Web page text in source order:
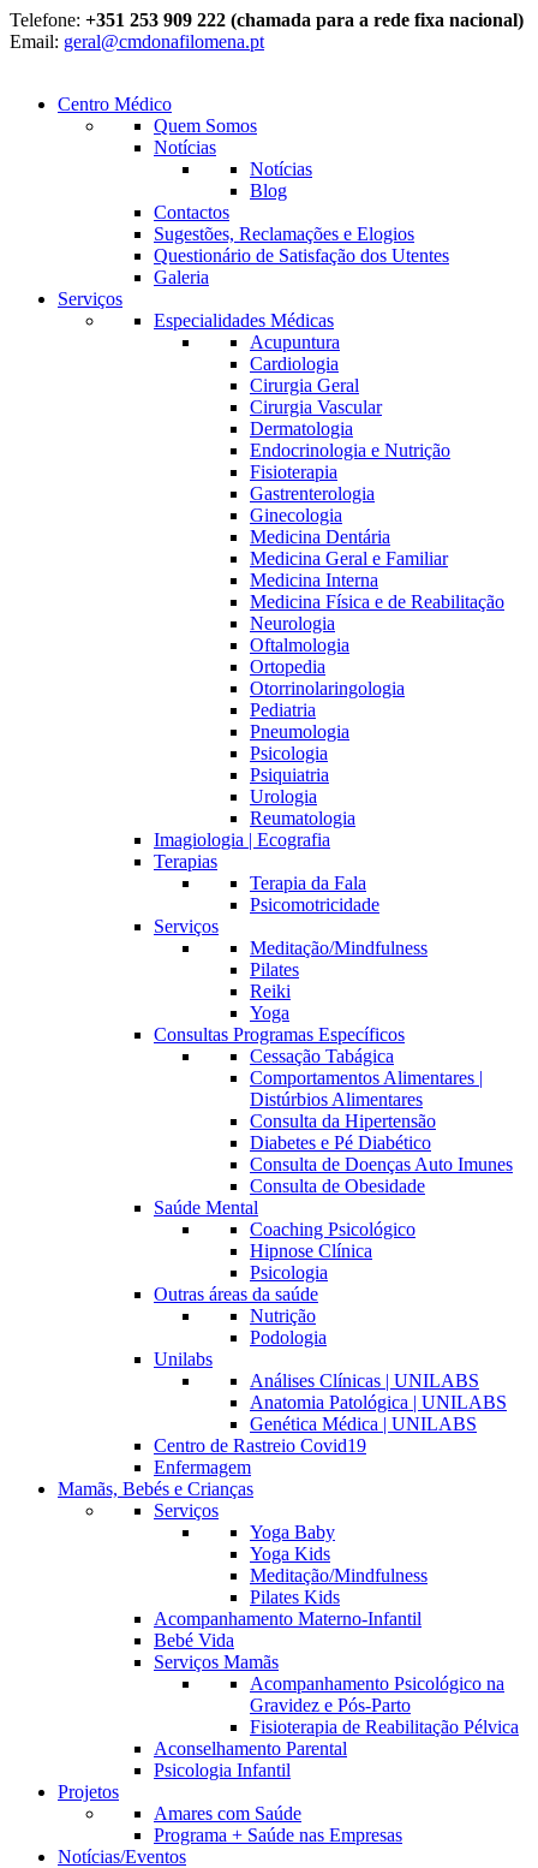
Telefone: +351 253 909 222 (chamada para a rede fixa nacional)
Email: geral@cmdonafilomena.pt
Centro Médico
Quem Somos
Notícias
Notícias
Blog
Contactos
Sugestões, Reclamações e Elogios
Questionário de Satisfação dos Utentes
Galeria
Serviços
Especialidades Médicas
Acupuntura
Cardiologia
Cirurgia Geral
Cirurgia Vascular
Dermatologia
Endocrinologia e Nutrição
Fisioterapia
Gastrenterologia
Ginecologia
Medicina Dentária
Medicina Geral e Familiar
Medicina Interna
Medicina Física e de Reabilitação
Neurologia
Oftalmologia
Ortopedia
Otorrinolaringologia
Pediatria
Pneumologia
Psicologia
Psiquiatria
Urologia
Reumatologia
Imagiologia | Ecografia
Terapias
Terapia da Fala
Psicomotricidade
Serviços
Meditação/Mindfulness
Pilates
Reiki
Yoga
Consultas Programas Específicos
Cessação Tabágica
Comportamentos Alimentares |
Distúrbios Alimentares
Consulta da Hipertensão
Diabetes e Pé Diabético
Consulta de Doenças Auto Imunes
Consulta de Obesidade
Saúde Mental
Coaching Psicológico
Hipnose Clínica
Psicologia
Outras áreas da saúde
Nutrição
Podologia
Unilabs
Análises Clínicas | UNILABS
Anatomia Patológica | UNILABS
Genética Médica | UNILABS
Centro de Rastreio Covid19
Enfermagem
Mamãs, Bebés e Crianças
Serviços
Yoga Baby
Yoga Kids
Meditação/Mindfulness
Pilates Kids
Acompanhamento Materno-Infantil
Bebé Vida
Serviços Mamãs
Acompanhamento Psicológico na
Gravidez e Pós-Parto
Fisioterapia de Reabilitação Pélvica
Aconselhamento Parental
Psicologia Infantil
Projetos
Amares com Saúde
Programa + Saúde nas Empresas
Notícias/Eventos